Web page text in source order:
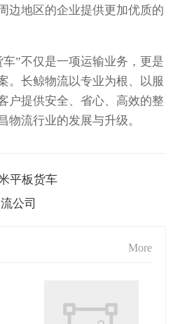
边地区的企业提供更加优质的
”不仅是一项运输业务，更是
。长鲸物流以专业为根、以服
户提供安全、省心、高效的整
物流行业的发展与升级。
平板货车
公司
More